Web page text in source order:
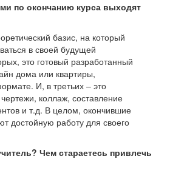
по окончанию курса выходят
базис, на который
в своей будущей
это готовый разработанный
дома или квартиры,
И, в третьих – это
коллаж, составление
и т.д. В целом, окончившие
достойную работу для своего
Чем стараетесь привлечь